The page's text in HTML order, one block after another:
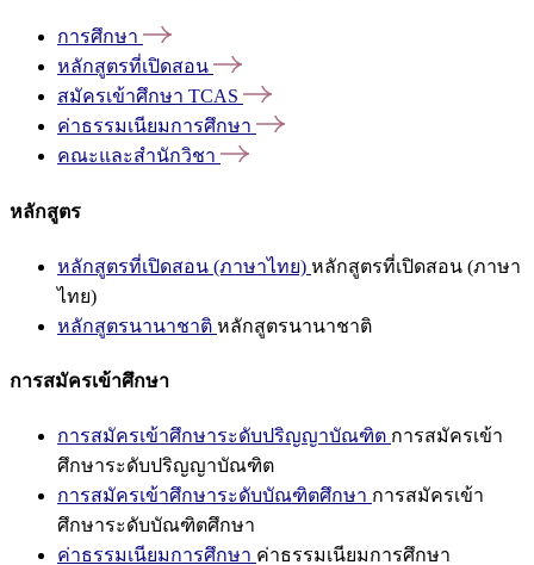
การศึกษา
หลักสูตรที่เปิดสอน
สมัครเข้าศึกษา TCAS
ค่าธรรมเนียมการศึกษา
คณะและสำนักวิชา
หลักสูตร
หลักสูตรที่เปิดสอน (ภาษาไทย) หลักสูตรที่เปิดสอน (ภาษา
ไทย)
หลักสูตรนานาชาติ หลักสูตรนานาชาติ
การสมัครเข้าศึกษา
การสมัครเข้าศึกษาระดับปริญญาบัณฑิต การสมัครเข้า
ศึกษาระดับปริญญาบัณฑิต
การสมัครเข้าศึกษาระดับบัณฑิตศึกษา การสมัครเข้า
ศึกษาระดับบัณฑิตศึกษา
ค่าธรรมเนียมการศึกษา ค่าธรรมเนียมการศึกษา